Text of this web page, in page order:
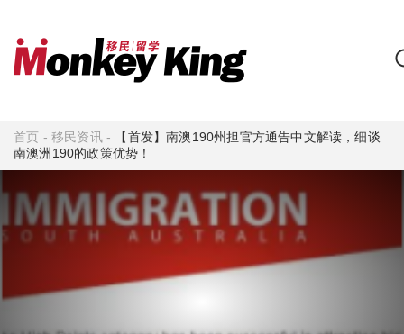
首页 -移民资讯-
【首发】南澳190州担官方通告中文解读，细谈
南澳洲190的政策优势！